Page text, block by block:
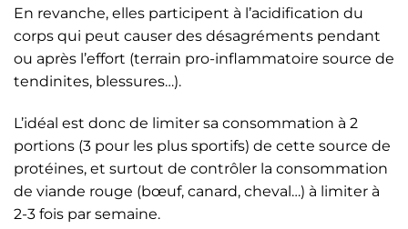
En revanche, elles participent à l’acidification du
corps qui peut causer des désagréments pendant
ou après l’effort (terrain pro-inflammatoire source de
tendinites, blessures…).
L’idéal est donc de limiter sa consommation à 2
portions (3 pour les plus sportifs) de cette source de
protéines, et surtout de contrôler la consommation
de viande rouge (bœuf, canard, cheval…) à limiter à
2-3 fois par semaine.